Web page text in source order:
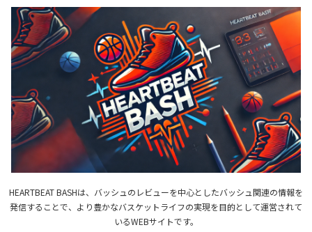
HEARTBEAT BASHは、バッシュのレビューを中心としたバッシュ関連の情報を
発信することで、より豊かなバスケットライフの実現を目的として運営されて
いるWEBサイトです。